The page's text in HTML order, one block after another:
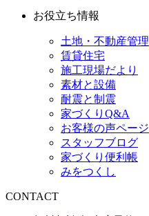
お役立ち情報
土地・不動産管理
賃貸住宅
施工現場だより
素材と設備
耐震と制震
家づくりQ&A
お客様の声ページ
スタッフブログ
家づくり便利帳
みをつくし
CONTACT